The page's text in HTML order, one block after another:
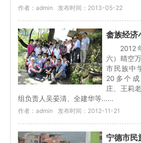
作者：admin 发布时间：2013-05-22
畲族经济
2012
六）晴空
市民族中
20多个
庄、王莉
组负责人吴晏清、全建华等...…
作者：admin 发布时间：2012-11-21
宁德市民